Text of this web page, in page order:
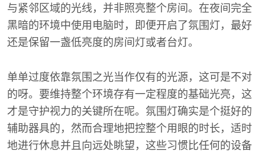
与紧邻区域的光线，并非照亮整个房间。在夜间完全
黑暗的环境中使用电脑时，即便开启了氛围灯，最好
还是保留一盏低亮度的房间灯或者台灯。
单单过度依靠氛围之光当作仅有的光源，这可是不对
的呀。要维持整个环境存有一定程度的基础光亮，这
才是守护视力的关键所在呢。氛围灯确实是个挺好的
辅助器具的，然而合理地把控整个用眼的时长，适时
地进行休息并且向远处眺望，这些习惯比任何的设备